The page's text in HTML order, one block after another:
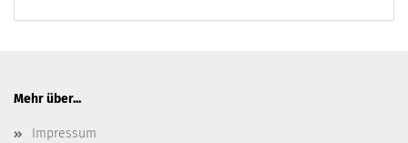
Mehr über...
Impressum